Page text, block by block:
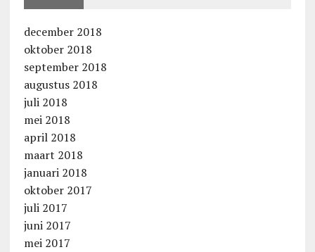
december 2018
oktober 2018
september 2018
augustus 2018
juli 2018
mei 2018
april 2018
maart 2018
januari 2018
oktober 2017
juli 2017
juni 2017
mei 2017